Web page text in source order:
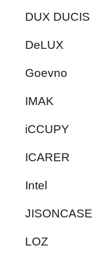
DUX DUCIS
DeLUX
Goevno
IMAK
iCCUPY
ICARER
Intel
JISONCASE
LOZ